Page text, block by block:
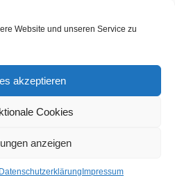
Website und unseren Service zu
akzeptieren
Cookies
anzeigen
Datenschutzerklärung Impressum
NRW / Kuratorium Deutsche
Altershilfe